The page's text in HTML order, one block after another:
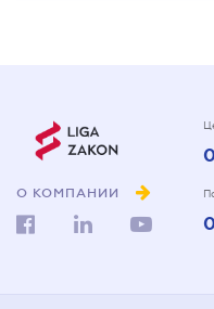
О КОМПАНИИ